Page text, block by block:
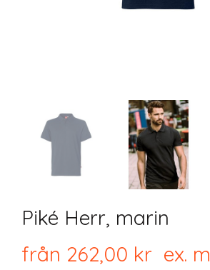
Piké Herr, marin
från 262,00 kr ex.